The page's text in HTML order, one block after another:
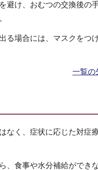
避け、おむつの交換後の
る場合には、マスクをつ
一覧の
なく、症状に応じた対症
、食事や水分補給ができ